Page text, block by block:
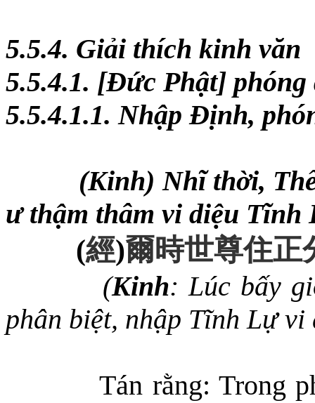
5.5.4. Giải thích kinh văn
5.5.4.1. [Đức Phật]
5.5.4.1.1. Nhập Định,
(Kinh) Nhĩ thời,
ư thậm thâm vi diệu Tĩnh
(經)爾時世尊住正
(Kinh: Lúc bấy
phân biệt, nhập Tĩnh Lự vi
Tán rằng: Trong